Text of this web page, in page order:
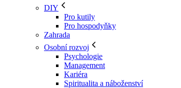
DIY
Pro kutily
Pro hospodyňky
Zahrada
Osobní rozvoj
Psychologie
Management
Kariéra
Spiritualita a náboženství